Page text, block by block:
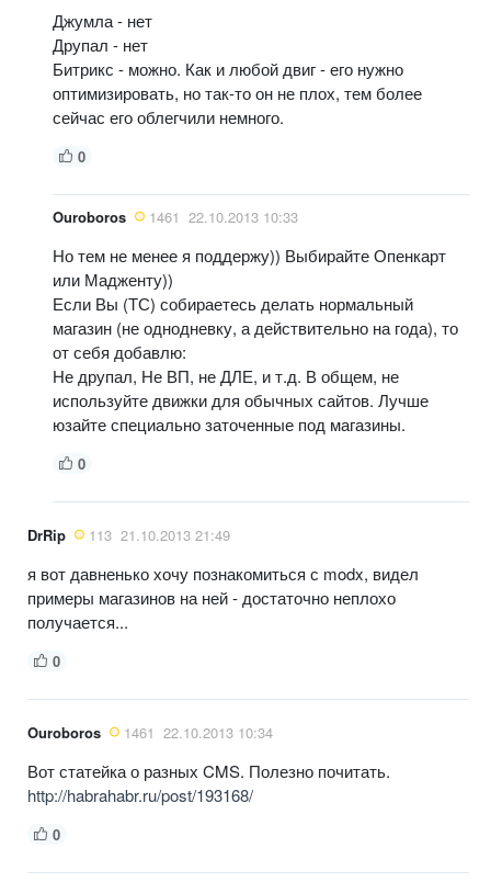
Джумла - нет
Друпал - нет
Битрикс - можно. Как и любой двиг - его нужно
оптимизировать, но так-то он не плох, тем более
сейчас его облегчили немного.
0
Ouroboros 1461 22.10.2013 10:33
Но тем не менее я поддержу)) Выбирайте Опенкарт
или Мадженту))
Если Вы (ТС) собираетесь делать нормальный
магазин (не однодневку, а действительно на года), то
от себя добавлю:
Не друпал, Не ВП, не ДЛЕ, и т.д. В общем, не
используйте движки для обычных сайтов. Лучше
юзайте специально заточенные под магазины.
0
DrRip 113 21.10.2013 21:49
я вот давненько хочу познакомиться с modx, видел
примеры магазинов на ней - достаточно неплохо
получается...
0
Ouroboros 1461 22.10.2013 10:34
Вот статейка о разных CMS. Полезно почитать.
http://habrahabr.ru/post/193168/
0